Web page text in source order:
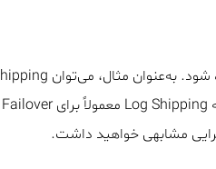
مشابهی خواهید داشت.